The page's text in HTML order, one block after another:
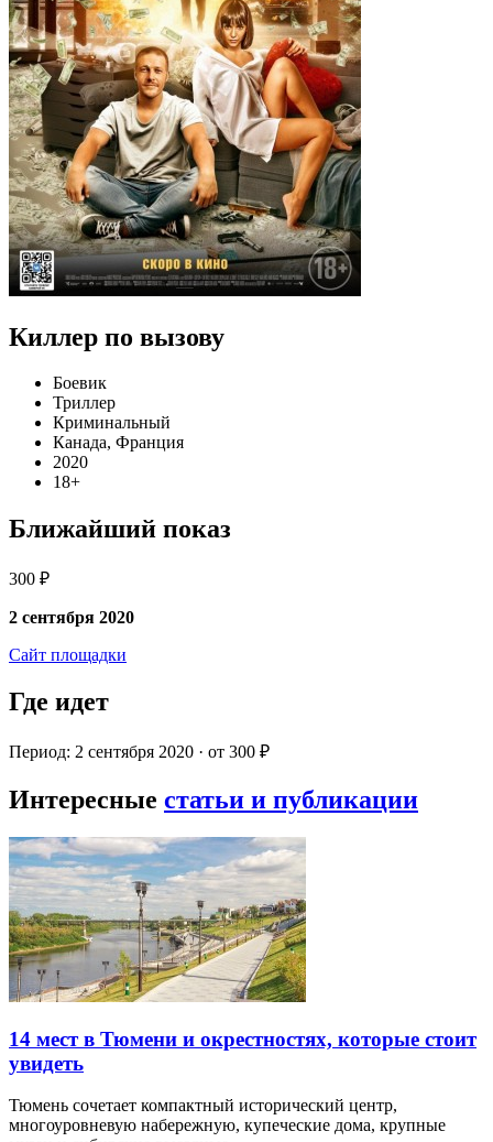
Киллер по вызову
Боевик
Триллер
Криминальный
Канада, Франция
2020
18+
Ближайший показ
300 ₽
2 сентября 2020
Сайт площадки
Где идет
Период: 2 сентября 2020 · от 300 ₽
Интересные статьи и публикации
14 мест в Тюмени и окрестностях, которые стоит
увидеть
Тюмень сочетает компактный исторический центр,
многоуровневую набережную, купеческие дома, крупные